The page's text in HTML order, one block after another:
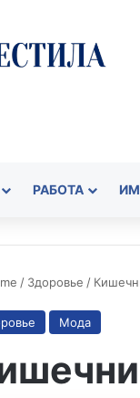
РАБОТА
/ Здоровье /
Мода